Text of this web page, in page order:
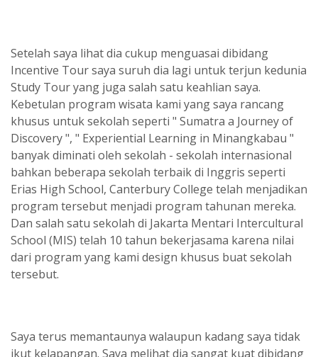
Setelah saya lihat dia cukup menguasai dibidang
Incentive Tour saya suruh dia lagi untuk terjun kedunia
Study Tour yang juga salah satu keahlian saya.
Kebetulan program wisata kami yang saya rancang
khusus untuk sekolah seperti " Sumatra a Journey of
Discovery ", " Experiential Learning in Minangkabau "
banyak diminati oleh sekolah - sekolah internasional
bahkan beberapa sekolah terbaik di Inggris seperti
Erias High School, Canterbury College telah menjadikan
program tersebut menjadi program tahunan mereka.
Dan salah satu sekolah di Jakarta Mentari Intercultural
School (MIS) telah 10 tahun bekerjasama karena nilai
dari program yang kami design khusus buat sekolah
tersebut.
Saya terus memantaunya walaupun kadang saya tidak
ikut kelapangan. Saya melihat dia sangat kuat dibidang